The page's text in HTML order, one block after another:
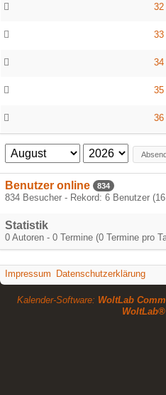
32
33
34
35
36
Benutzer online 834
834 Besucher - Rekord: 6 Benutzer (
Statistik
0 Autoren - 0 Termine (0 Termine pro
Impressum Datenschutzerklärung
Kalender-Software: WoltLab